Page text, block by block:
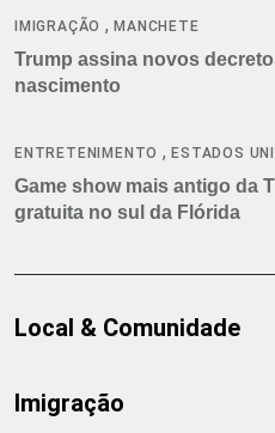
IMIGRAÇÃO ,MANCHETE
Trump assina novos
nascimento
ENTRETENIMENTO ,ESTADOS
Game show mais antigo da
gratuita no sul da Flórida
Local & Comunidade
Imigração